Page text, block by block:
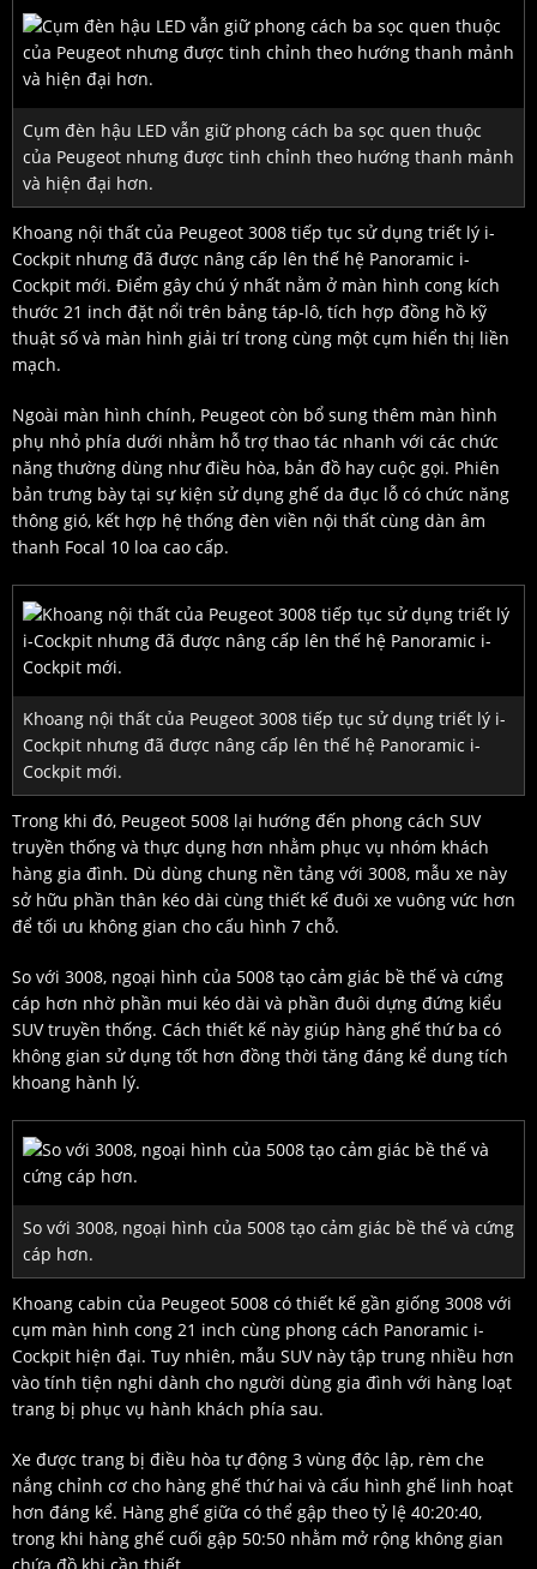
Cụm đèn hậu LED vẫn giữ phong cách ba sọc quen thuộc
của Peugeot nhưng được tinh chỉnh theo hướng thanh mảnh
và hiện đại hơn.
Khoang nội thất của Peugeot 3008 tiếp tục sử dụng triết lý i-
Cockpit nhưng đã được nâng cấp lên thế hệ Panoramic i-
Cockpit mới. Điểm gây chú ý nhất nằm ở màn hình cong kích
thước 21 inch đặt nổi trên bảng táp-lô, tích hợp đồng hồ kỹ
thuật số và màn hình giải trí trong cùng một cụm hiển thị liền
mạch.
Ngoài màn hình chính, Peugeot còn bổ sung thêm màn hình
phụ nhỏ phía dưới nhằm hỗ trợ thao tác nhanh với các chức
năng thường dùng như điều hòa, bản đồ hay cuộc gọi. Phiên
bản trưng bày tại sự kiện sử dụng ghế da đục lỗ có chức năng
thông gió, kết hợp hệ thống đèn viền nội thất cùng dàn âm
thanh Focal 10 loa cao cấp.
Khoang nội thất của Peugeot 3008 tiếp tục sử dụng triết lý i-
Cockpit nhưng đã được nâng cấp lên thế hệ Panoramic i-
Cockpit mới.
Trong khi đó, Peugeot 5008 lại hướng đến phong cách SUV
truyền thống và thực dụng hơn nhằm phục vụ nhóm khách
hàng gia đình. Dù dùng chung nền tảng với 3008, mẫu xe này
sở hữu phần thân kéo dài cùng thiết kế đuôi xe vuông vức hơn
để tối ưu không gian cho cấu hình 7 chỗ.
So với 3008, ngoại hình của 5008 tạo cảm giác bề thế và cứng
cáp hơn nhờ phần mui kéo dài và phần đuôi dựng đứng kiểu
SUV truyền thống. Cách thiết kế này giúp hàng ghế thứ ba có
không gian sử dụng tốt hơn đồng thời tăng đáng kể dung tích
khoang hành lý.
So với 3008, ngoại hình của 5008 tạo cảm giác bề thế và cứng
cáp hơn.
Khoang cabin của Peugeot 5008 có thiết kế gần giống 3008 với
cụm màn hình cong 21 inch cùng phong cách Panoramic i-
Cockpit hiện đại. Tuy nhiên, mẫu SUV này tập trung nhiều hơn
vào tính tiện nghi dành cho người dùng gia đình với hàng loạt
trang bị phục vụ hành khách phía sau.
Xe được trang bị điều hòa tự động 3 vùng độc lập, rèm che
nắng chỉnh cơ cho hàng ghế thứ hai và cấu hình ghế linh hoạt
hơn đáng kể. Hàng ghế giữa có thể gập theo tỷ lệ 40:20:40,
trong khi hàng ghế cuối gập 50:50 nhằm mở rộng không gian